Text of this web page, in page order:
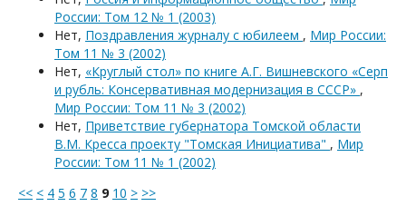
России: Том 12 № 1 (2003)
Нет, Поздравления журналу с юбилеем , Мир России:
Том 11 № 3 (2002)
Нет, «Круглый стол» по книге А.Г. Вишневского «Серп
и рубль: Консервативная модернизация в СССР» ,
Мир России: Том 11 № 3 (2002)
Нет, Приветствие губернатора Томской области
В.М. Кресса проекту "Томская Инициатива" , Мир
России: Том 11 № 1 (2002)
<< < 4 5 6 7 8 9 10 > >>